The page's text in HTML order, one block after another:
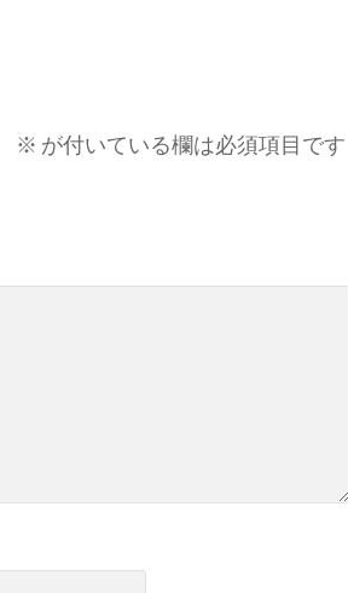
※ が付いている欄は必須項目です